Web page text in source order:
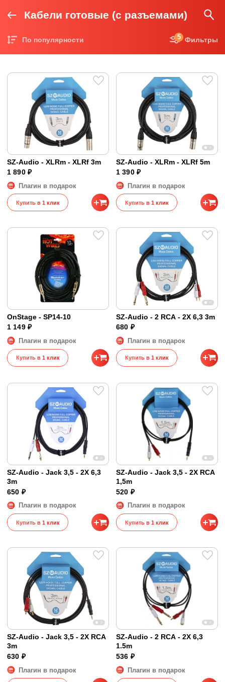
Кабели готовые (с разъемами)
По популярности Фильтры
5
SZ-Audio - XLRm - XLRf 3m
1 890 ₽
Плагин в подарок
Купить в 1 клик
SZ-Audio - XLRm - XLRf 5m
1 390 ₽
Плагин в подарок
Купить в 1 клик
OnStage - SP14-10
1 149 ₽
Плагин в подарок
Купить в 1 клик
SZ-Audio - 2 RCA - 2X 6,3 3m
680 ₽
Плагин в подарок
Купить в 1 клик
SZ-Audio - Jack 3,5 - 2X 6,3
3m
650 ₽
Плагин в подарок
Купить в 1 клик
SZ-Audio - Jack 3,5 - 2X RCA
1,5m
520 ₽
Плагин в подарок
Купить в 1 клик
SZ-Audio - Jack 3,5 - 2X RCA
3m
630 ₽
Плагин в подарок
SZ-Audio - 2 RCA - 2X 6,3
1.5m
536 ₽
Плагин в подарок